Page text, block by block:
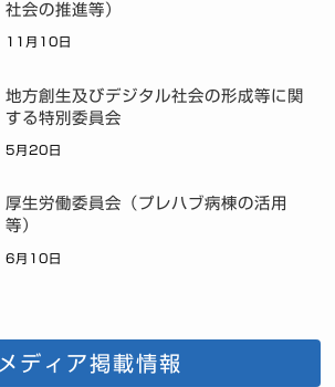
社会の推進等）
11月10日
地方創生及びデジタル社会の形成等に関
する特別委員会
5月20日
厚生労働委員会（プレハブ病棟の活用
等）
6月10日
メディア掲載情報